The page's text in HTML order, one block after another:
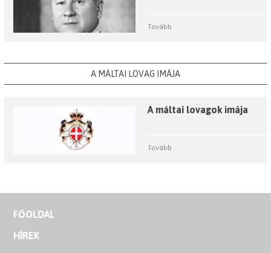
Tovább
A MÁLTAI LOVAG IMÁJA
A máltai lovagok imája
Tovább
FŐOLDAL
HÍREK